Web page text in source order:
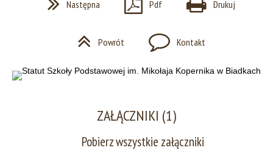
Następna Pdf Drukuj
Powrót Kontakt
ZAŁĄCZNIKI (1)
Pobierz wszystkie załączniki